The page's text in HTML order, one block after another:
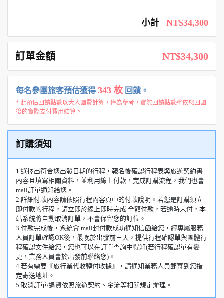
小計 NT$34,300
訂單金額 NT$34,300
每名參團旅客預估獲得 343 枚 回饋。
* 此預估回饋點數以大人團費計算，僅為參考，實際回饋點數將依您回國
後的實際支付費用結算。
訂購須知
1.選擇出符合您出發日期的行程，報名後確認行程表與旅遊契約書
內容且填寫相關資料，並利用線上付款，完成訂購流程，我們也會
mail訂單通知給您。
2.詳細付款內容請依照行程內容頁中的付款說明。若您是訂購須立
即付款的行程，請立即於線上即時完成 全額付款，若逾時未付，本
站系統將自動取消訂單，不會保留您的訂位。
3.付款完成後，系統會 mail封付款成功通知信函給您，經專屬服務
人員訂單確認OK後，最晚於出發前三天，提供行程確認單與團體行
程確認文件給您，您也可以在訂單查詢中得知(若行程確認單有變
更，業務人員會於出發前聯絡您)。
4.若有需要『旅行業代收轉付收據』，請通知業務人員郵寄到您指
定寄送地址。
5.取消訂單/退貨依照旅遊契約、金流等相關規定辦理。